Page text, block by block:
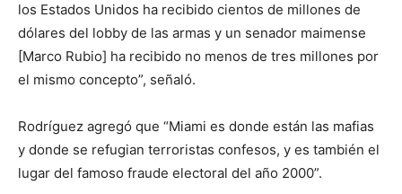
los Estados Unidos ha recibido cientos de millones de
dólares del lobby de las armas y un senador maimense
[Marco Rubio] ha recibido no menos de tres millones por
el mismo concepto”, señaló.
Rodríguez agregó que “Miami es donde están las mafias
y donde se refugian terroristas confesos, y es también el
lugar del famoso fraude electoral del año 2000”.